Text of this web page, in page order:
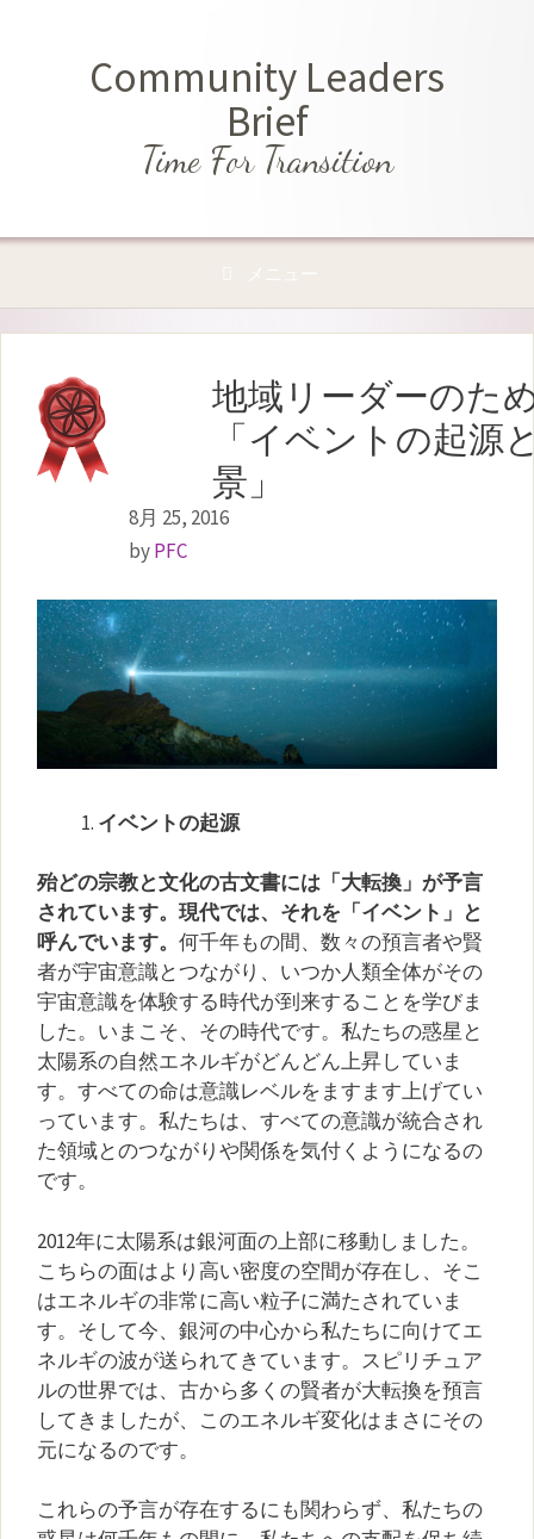
ッ
Community Leaders
Brief
Time For Transition
メニュー
地域リーダーのた
「イベントの起源
景」
8月 25, 2016
byPFC
イベントの起源
殆どの宗教と文化の古文書には「大転換」が予言
されています。現代では、それを「イベント」と
呼んでいます。 何千年もの間、数々の預言者や賢
者が宇宙意識とつながり、いつか人類全体がその
宇宙意識を体験する時代が到来することを学びま
した。いまこそ、その時代です。私たちの惑星と
太陽系の自然エネルギがどんどん上昇していま
す。すべての命は意識レベルをますます上げてい
っています。私たちは、すべての意識が統合され
た領域とのつながりや関係を気付くようになるの
です。
2012年に太陽系は銀河面の上部に移動しました。
こちらの面はより高い密度の空間が存在し、そこ
はエネルギの非常に高い粒子に満たされていま
す。そして今、銀河の中心から私たちに向けてエ
ネルギの波が送られてきています。スピリチュア
ルの世界では、古から多くの賢者が大転換を預言
してきましたが、このエネルギ変化はまさにその
元になるのです。
これらの予言が存在するにも関わらず、私たちの